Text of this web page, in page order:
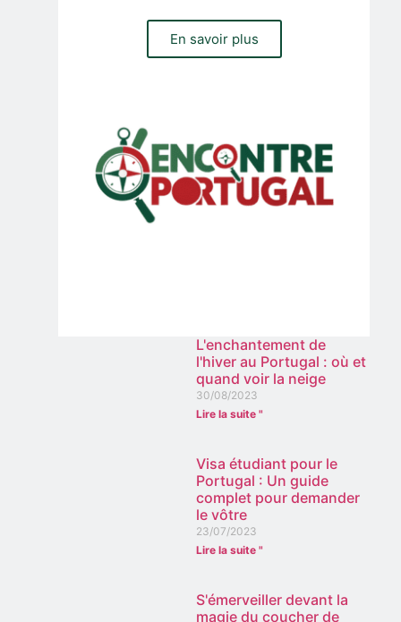
En savoir plus
L'enchantement de
l'hiver au Portugal : où et
quand voir la neige
30/08/2023
Lire la suite "
Visa étudiant pour le
Portugal : Un guide
complet pour demander
le vôtre
23/07/2023
Lire la suite "
S'émerveiller devant la
magie du coucher de